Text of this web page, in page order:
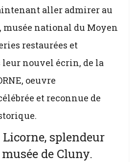
aller admirer au
musée national du Moyen
restaurées et
leur nouvel écrin, de la
oeuvre
et reconnue de
Licorne, splendeur
de Cluny.